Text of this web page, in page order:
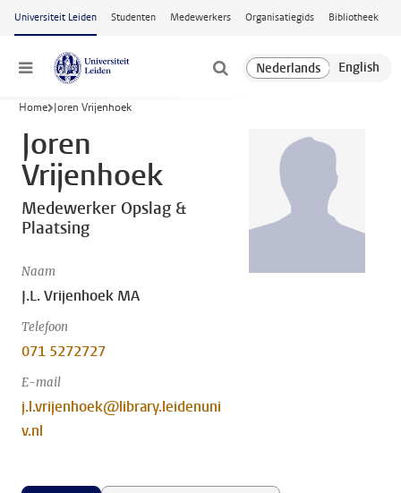
Ga naar hoofdinhoud
Universiteit Leiden Studenten Medewerkers Organisatiegids Bibliotheek
Menu
Home Joren Vrijenhoek
Joren
Vrijenhoek
Medewerker Opslag &
Plaatsing
Naam
J.L. Vrijenhoek MA
Telefoon
071 5272727
E-mail
j.l.vrijenhoek@library.leidenuni
v.nl